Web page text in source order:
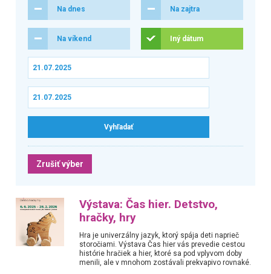
Na dnes Na zajtra
Na víkend Iný dátum
Zrušiť výber
Výstava: Čas hier. Detstvo,
hračky, hry
Hra je univerzálny jazyk, ktorý spája deti naprieč
storočiami. Výstava Čas hier vás prevedie cestou
histórie hračiek a hier, ktoré sa pod vplyvom doby
menili, ale v mnohom zostávali prekvapivo rovnaké.